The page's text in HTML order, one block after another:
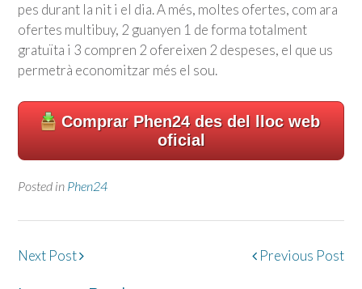
pes durant la nit i el dia. A més, moltes ofertes, com ara
ofertes multibuy, 2 guanyen 1 de forma totalment
gratuïta i 3 compren 2 ofereixen 2 despeses, el que us
permetrà economitzar més el sou.
Comprar Phen24 des del lloc web
oficial
Posted in Phen24
Post
Previous Post
Next Post